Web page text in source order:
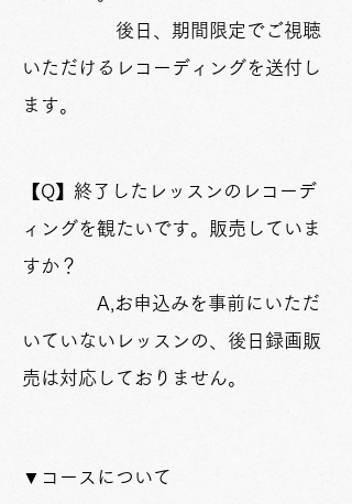
後日、期間限定でご視聴
いただけるレコーディングを送付し
ます。
【Q】終了したレッスンのレコーデ
ィングを観たいです。販売していま
すか？
A,お申込みを事前にいただ
いていないレッスンの、後日録画販
売は対応しておりません。
▼コースについて